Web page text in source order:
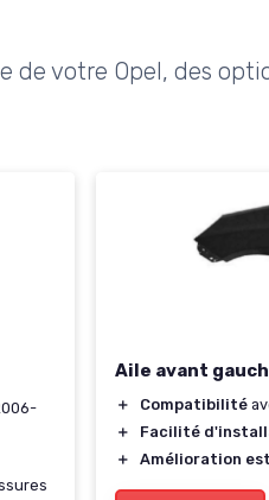
de votre Opel, des
Aile avant
＋ Compatibilité
＋
Facilité
＋
Amélioration